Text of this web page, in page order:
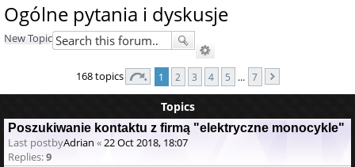
Ogólne pytania i dyskusje
New Topic
168 topics 1 2 3 4 5 … 7
Topics
Poszukiwanie kontaktu z firmą "elektryczne monocykle"
Last postbyAdrian «22 Oct 2018, 18:07
Replies:9